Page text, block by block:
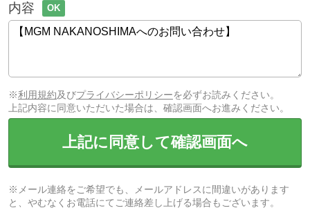
内容 OK
※利用規約及びプライバシーポリシーを必ずお読みください。
上記内容に同意いただいた場合は、確認画面へお進みください。
上記に同意して確認画面へ
※メール連絡をご希望でも、メールアドレスに間違いがあります
と、やむなくお電話にてご連絡差し上げる場合もございます。